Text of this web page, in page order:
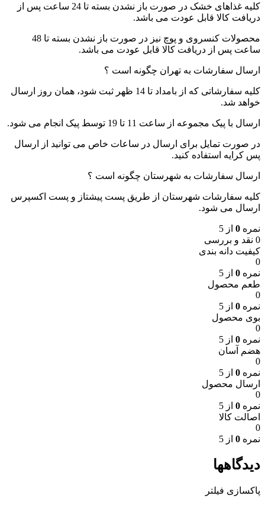
کلیه غذاهای خشک در صورت باز نشدن بسته تا 24 ساعت پس از
دریافت کالا قابل عودت می باشد.
محصولات کنسروی و پوچ نیز در صورت باز نشدن بسته تا 48
ساعت پس از دریافت کالا قابل عودت می باشد.
ارسال سفارشات به تهران چگونه است ؟
کلیه سفارشاتی که از بامداد تا 14 ظهر ثبت شود، همان روز ارسال
خواهد شد.
ارسال با پیک مجموعه از ساعت 11 تا 19 توسط پیک انجام می شود.
در صورت تمایل برای ارسال در ساعات خاص می توانید از ارسال
پس کرایه استفاده کنید.
ارسال سفارشات به شهرستان چگونه است ؟
کلیه سفارشات شهرستان از طریق پست پیشتاز و پست اکسپرس
ارسال می شود.
نمره 0 از 5
0 نقد و بررسی
کیفیت دانه بندی
0
نمره 0 از 5
طعم محصول
0
نمره 0 از 5
بوی محصول
0
نمره 0 از 5
هضم آسان
0
نمره 0 از 5
ارسال محصول
0
نمره 0 از 5
اصالت کالا
0
نمره 0 از 5
دیدگاهها
پاکسازی فیلتر